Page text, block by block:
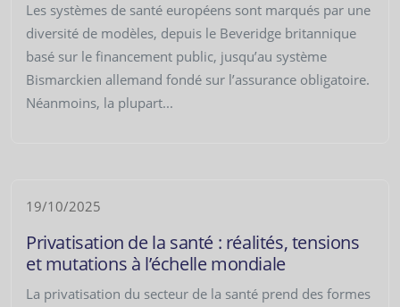
Les systèmes de santé européens sont marqués par une
diversité de modèles, depuis le Beveridge britannique
basé sur le financement public, jusqu’au système
Bismarckien allemand fondé sur l’assurance obligatoire.
Néanmoins, la plupart...
19/10/2025
Privatisation de la santé : réalités, tensions
et mutations à l’échelle mondiale
La privatisation du secteur de la santé prend des formes